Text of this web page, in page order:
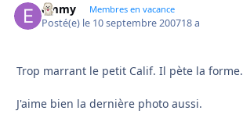
emmy Membres en vacance
Posté(e) le 10 septembre 200718 a
Trop marrant le petit Calif. Il pète la forme.
J'aime bien la dernière photo aussi.